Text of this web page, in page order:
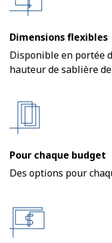
Dimensions flexibles
Disponible en portée
hauteur de sablière de
Pour chaque budget
Des options pour